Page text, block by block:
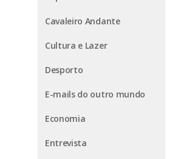
Cavaleiro Andante
Cultura e Lazer
Desporto
E-mails do outro mundo
Economia
Entrevista